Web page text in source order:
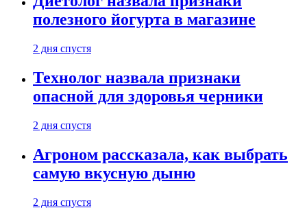
полезного йогурта в магазине
2 дня спустя
Технолог назвала признаки
опасной для здоровья черники
2 дня спустя
Агроном рассказала, как выбрать
самую вкусную дыню
2 дня спустя